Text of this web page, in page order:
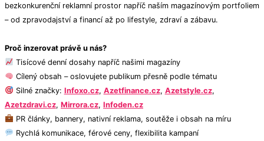
bezkonkurenční reklamní prostor napříč naším magazínovým portfoliem
– od zpravodajství a financí až po lifestyle, zdraví a zábavu.
Proč inzerovat právě u nás?
Tisícové denní dosahy napříč našimi magazíny
Cílený obsah – oslovujete publikum přesně podle tématu
Silné značky: Infoxo.cz, Azetfinance.cz, Azetstyle.cz,
Azetzdravi.cz, Mirrora.cz, Infoden.cz
PR články, bannery, nativní reklama, soutěže i obsah na míru
Rychlá komunikace, férové ceny, flexibilita kampaní